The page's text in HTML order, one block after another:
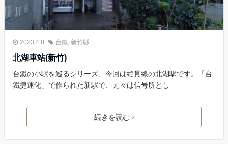
2023.4.8 台鐵, 新竹縣
北湖車站(新竹)
台鐵の小駅を巡るシリーズ、今回は縦貫線の北湖駅です。「台
鐵捷運化」で作られた新駅で、元々は信号所とし
続きを読む